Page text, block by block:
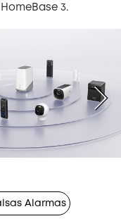
3.
Alarmas